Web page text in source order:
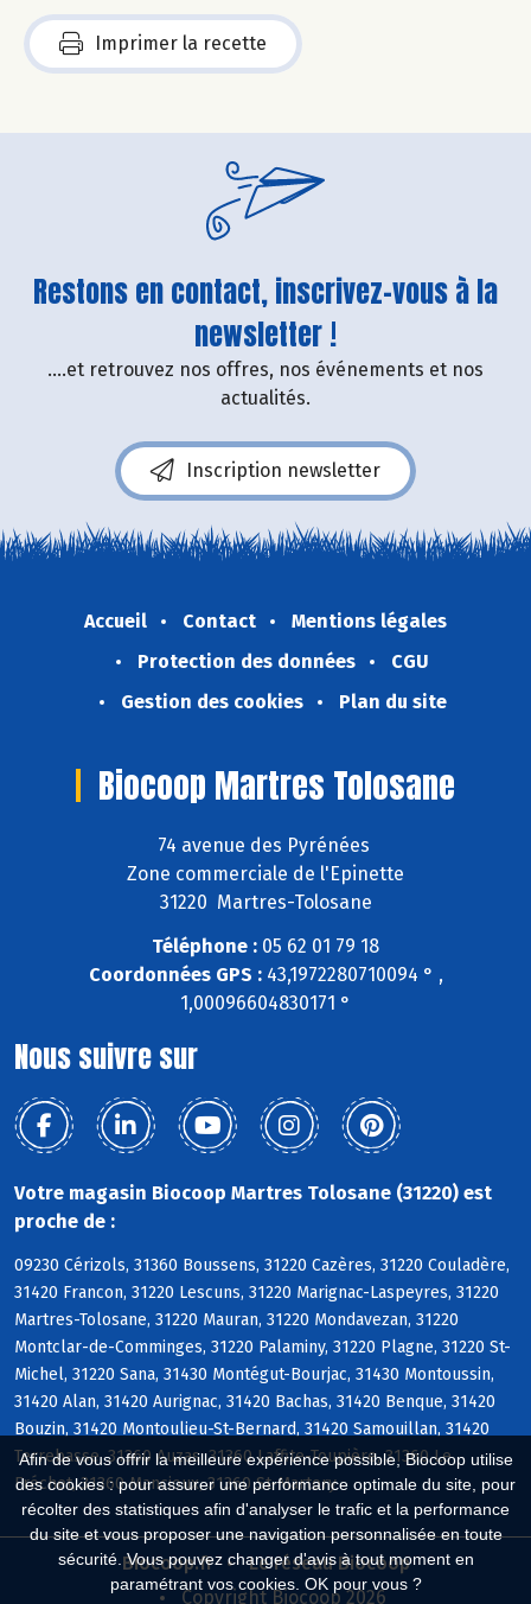
Afin de vous offrir la meilleure expérience possible, Biocoop utilise
des cookies : pour assurer une performance optimale du site, pour
récolter des statistiques afin d'analyser le trafic et la performance
du site et vous proposer une navigation personnalisée en toute
sécurité. Vous pouvez changer d'avis à tout moment en
paramétrant vos cookies. OK pour vous ?
Imprimer la recette
Restons en contact, inscrivez-vous à la
newsletter !
....et retrouvez nos offres, nos événements et nos
actualités.
Inscription newsletter
Accueil Contact
Mentions légales
Protection des données
CGU
Gestion des cookies
Plan du site
Biocoop Martres Tolosane
74 avenue des Pyrénées
Zone commerciale de l'Epinette
31220 Martres-Tolosane
Téléphone : 05 62 01 79 18
Coordonnées GPS :43,1972280710094 ° ,
1,00096604830171 °
Nous suivre sur
Votre magasin Biocoop Martres Tolosane (31220) est
proche de :
09230 Cérizols, 31360 Boussens, 31220 Cazères, 31220 Couladère,
31420 Francon, 31220 Lescuns, 31220 Marignac-Laspeyres, 31220
Martres-Tolosane, 31220 Mauran, 31220 Mondavezan, 31220
Montclar-de-Comminges, 31220 Palaminy, 31220 Plagne, 31220 St-
Michel, 31220 Sana, 31430 Montégut-Bourjac, 31430 Montoussin,
31420 Alan, 31420 Aurignac, 31420 Bachas, 31420 Benque, 31420
Bouzin, 31420 Montoulieu-St-Bernard, 31420 Samouillan, 31420
Terrebasse, 31360 Auzas, 31360 Laffite-Toupière, 31360 Le
Fréchet, 31360 Mancioux, 31360 St-Martory
Biocoop.fr
Le réseau Biocoop
Copyright Biocoop 2026